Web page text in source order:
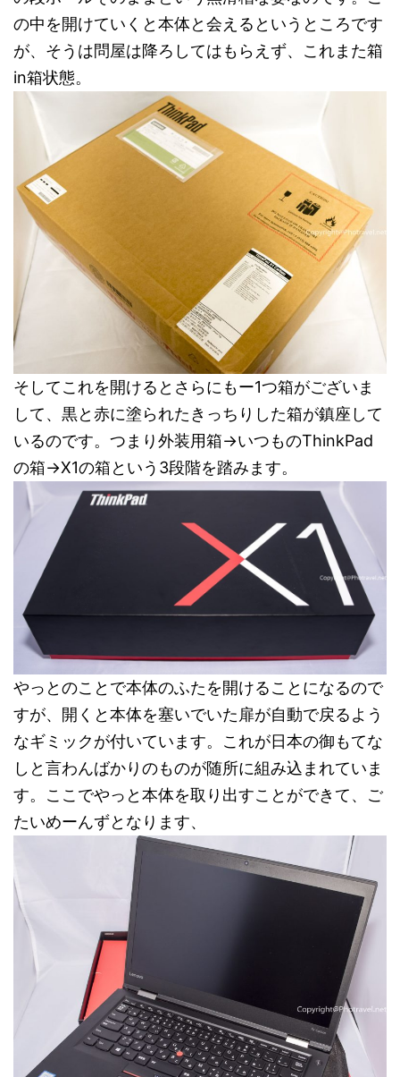
の中を開けていくと本体と会えるというところです
が、そうは問屋は降ろしてはもらえず、これまた箱
in箱状態。
そしてこれを開けるとさらにもー1つ箱がございま
して、黒と赤に塗られたきっちりした箱が鎮座して
いるのです。つまり外装用箱→いつものThinkPad
の箱→X1の箱という3段階を踏みます。
やっとのことで本体のふたを開けることになるので
すが、開くと本体を塞いでいた扉が自動で戻るよう
なギミックが付いています。これが日本の御もてな
しと言わんばかりのものが随所に組み込まれていま
す。ここでやっと本体を取り出すことができて、ご
たいめーんずとなります、